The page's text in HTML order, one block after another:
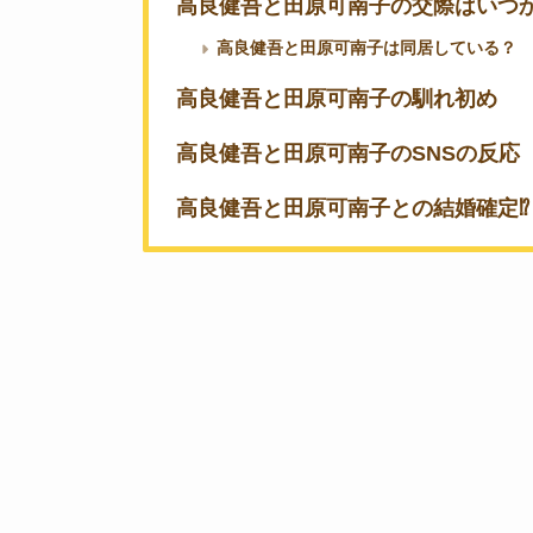
高良健吾と田原可南子の交際はいつ
高良健吾と田原可南子は同居している？
高良健吾と田原可南子の馴れ初め
高良健吾と田原可南子のSNSの反応
高良健吾と田原可南子との結婚確定